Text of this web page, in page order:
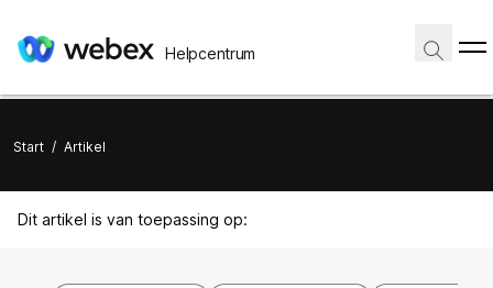
Helpcentrum
Start / Artikel
Dit artikel is van toepassing op: